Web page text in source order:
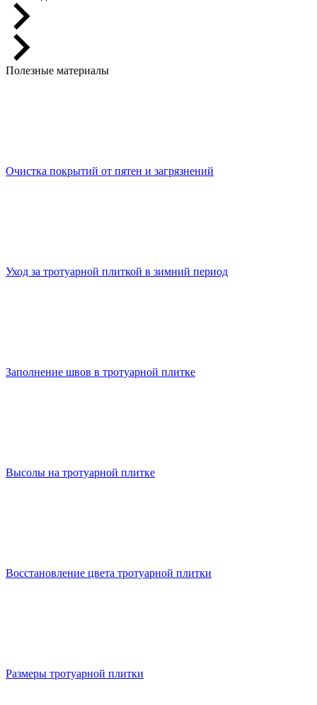
Полезные материалы
Очистка покрытий от пятен и загрязнений
Уход за тротуарной плиткой в зимний период
Заполнение швов в тротуарной плитке
Высолы на тротуарной плитке
Восстановление цвета тротуарной плитки
Размеры тротуарной плитки